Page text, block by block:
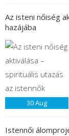
Az isteni nőiség
hazájába
30Aug
Istennői